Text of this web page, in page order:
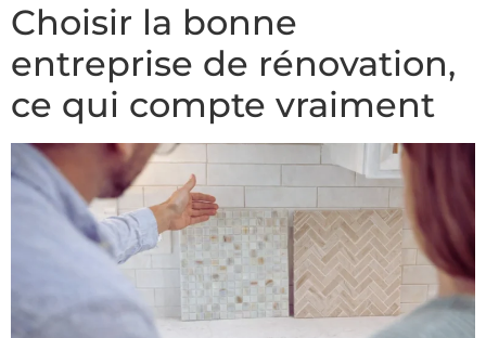
Choisir la bonne
entreprise de rénovation,
ce qui compte vraiment